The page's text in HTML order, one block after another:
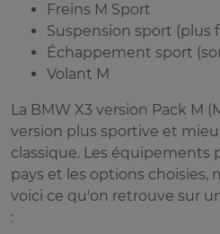
Freins M Sport
Suspension sport (plus
Échappement sport
Volant M
La BMW X3 version Pack M
version plus sportive et
classique. Les équipements
pays et les options choisies,
voici ce qu'on retrouve sur
: